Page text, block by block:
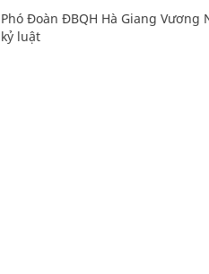
Phó Đoàn ĐBQH Hà Giang Vương
kỷ luật